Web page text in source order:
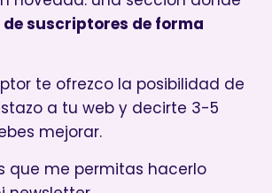
suscriptores de forma
te ofrezco la posibilidad de
a tu web y decirte 3-5
mejorar.
que me permitas hacerlo